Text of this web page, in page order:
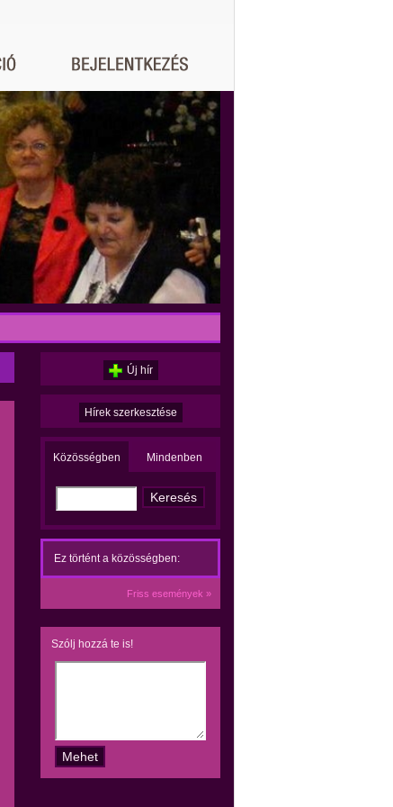
Új hír
Hírek szerkesztése
Közösségben Mindenben
Ez történt a közösségben:
Friss események »
Szólj hozzá te is!